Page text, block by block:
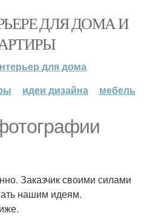
ДЛЯ ДОМА И
для дома
идеи дизайна мебель
Заказчик своими силами
нашим идеям.